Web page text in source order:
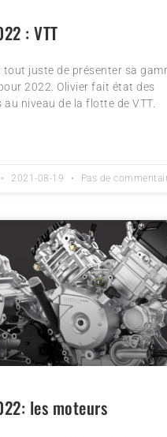
: VTT
tout juste de présenter sa
2022. Olivier fait état des
niveau de la flotte de VTT.
2021-08-19 Pas de
les moteurs